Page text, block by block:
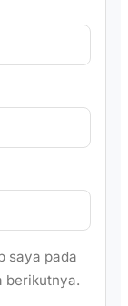
saya pada
berikutnya.